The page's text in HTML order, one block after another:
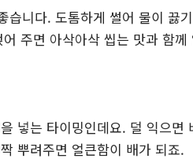
니다. 도톰하게 썰어 물이 끓
주면 아삭아삭 씹는 맛과 함
넣는 타이밍인데요. 덜 익으면
뿌려주면 얼큰함이 배가 되죠.